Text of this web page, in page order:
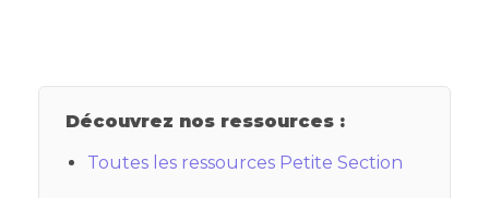
Découvrez nos ressources :
Toutes les ressources Petite Section